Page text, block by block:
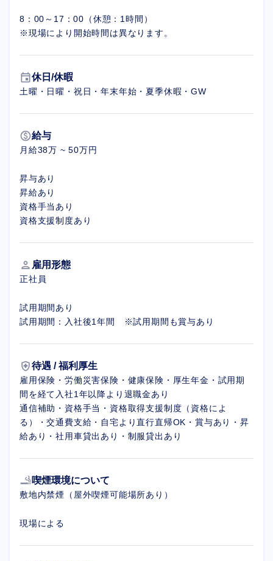
8：00～17：00（休憩：1時間）
※現場により開始時間は異なります。
event休日/休暇
土曜・日曜・祝日・年末年始・夏季休暇・GW
paid給与
月給38万 ~ 50万円
昇与あり
昇給あり
資格手当あり
資格支援制度あり
person 雇用形態
正社員
試用期間あり
試用期間：入社後1年間 ※試用期間も賞与あり
health_and_safety待遇 / 福利厚生
雇用保険・労働災害保険・健康保険・厚生年金・試用期
間を経て入社1年以降より退職金あり
通信補助・資格手当・資格取得支援制度（資格によ
る）・交通費支給・自宅より直行直帰OK・賞与あり・昇
給あり・社用車貸出あり・制服貸出あり
smoking_rooms喫煙環境について
敷地内禁煙（屋外喫煙可能場所あり）
現場による